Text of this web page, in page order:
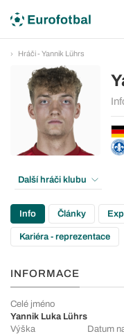
Hráči - Yannik Lührs
Další hráči klubu
Info Články
Kariéra - reprezentace
INFORMACE
Celé jméno
Yannik Luka Lührs
Výška
Datum